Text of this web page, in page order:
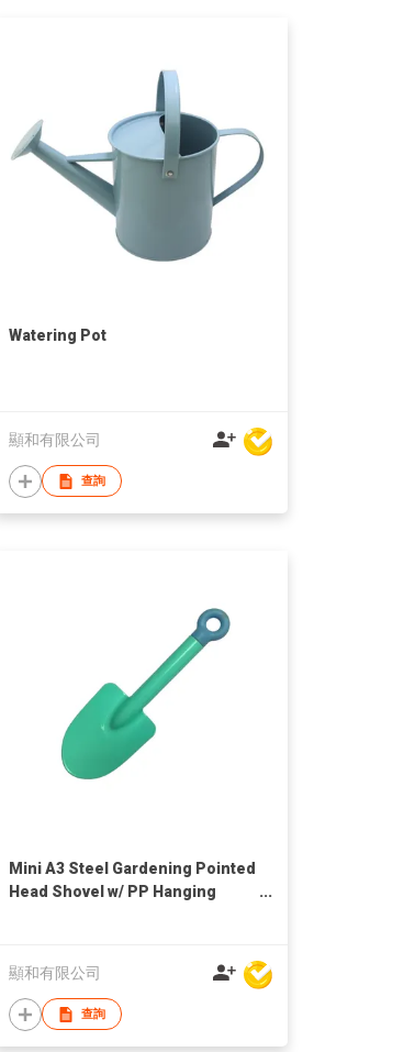
Watering Pot
顯和有限公司
查詢
Mini A3 Steel Gardening Pointed
Head Shovel w/ PP Hanging
顯和有限公司
查詢